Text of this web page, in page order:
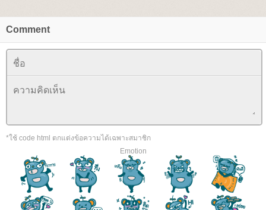
Comment
*ใช้ code html ตกแต่งข้อความได้เฉพาะสมาชิก
Emotion